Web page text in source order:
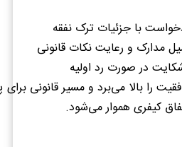
با جزئیات ترک نفقه
مدارک و رعایت نکات قانونی
در صورت رد اولیه
را بالا می‌برد و مسیر قانونی
کیفری هموار می‌شود.